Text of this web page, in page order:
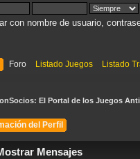
con nombre de usuario,
Foro Listado Juegos Listado
El Portal de los Juegos
del Perfil
Mensajes